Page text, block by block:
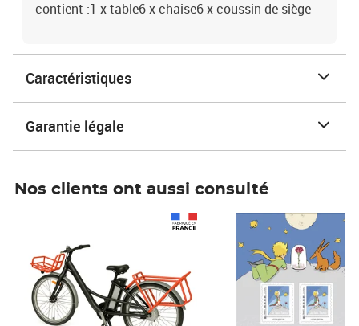
contient :1 x table6 x chaise6 x coussin de siège
Caractéristiques
Garantie légale
Nos clients ont aussi consulté
Prix 7,50€